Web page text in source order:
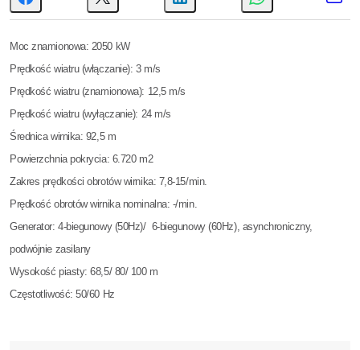
Moc znamionowa: 2050 kW
Prędkość wiatru (włączanie): 3 m/s
Prędkość wiatru (znamionowa): 12,5 m/s
Prędkość wiatru (wyłączanie): 24 m/s
Średnica wirnika: 92,5 m
Powierzchnia pokrycia: 6.720 m2
Zakres prędkości obrotów wirnika: 7,8-15/min.
Prędkość obrotów wirnika nominalna: -/min.
Generator: 4-biegunowy (50Hz)/ 6-biegunowy (60Hz), asynchroniczny,
podwójnie zasilany
Wysokość piasty: 68,5/ 80/ 100 m
Częstotliwość: 50/60 Hz